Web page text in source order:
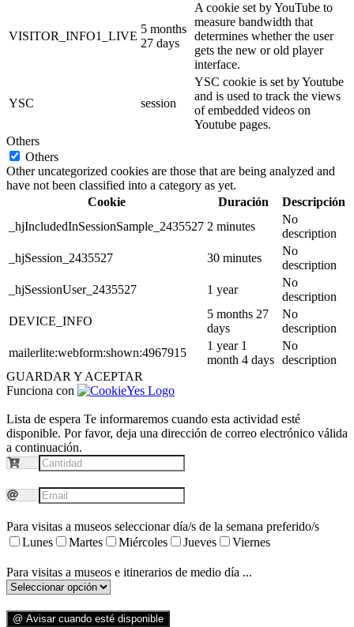
VISITOR_INFO1_LIVE
5 months
27 days
A cookie set by YouTube to
measure bandwidth that
determines whether the user
gets the new or old player
interface.
YSC session
YSC cookie is set by Youtube
and is used to track the views
of embedded videos on
Youtube pages.
Others
Others
Other uncategorized cookies are those that are being analyzed and
have not been classified into a category as yet.
Cookie
Duración
Descripción
_hjIncludedInSessionSample_2435527 2 minutes
No
description
_hjSession_2435527
30 minutes
No
description
_hjSessionUser_2435527
1 year
No
description
DEVICE_INFO
5 months 27
days
No
description
mailerlite:webform:shown:4967915
1 year 1
month 4 days
No
description
GUARDAR Y ACEPTAR
Funciona con
Lista de espera Te informaremos cuando esta actividad esté
disponible. Por favor, deja una dirección de correo electrónico válida
a continuación.
Para visitas a museos seleccionar día/s de la semana preferido/s
Lunes
Martes Miércoles Jueves Viernes
Para visitas a museos e itinerarios de medio día ...
@ Avisar cuando esté disponible